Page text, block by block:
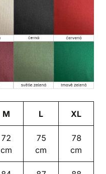
M L XL
72
cm
75
cm
78
cm